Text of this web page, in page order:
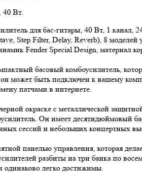
40 Вт.
для бас-гитары, 40 Вт, 1 канал,
Step Filter, Delay, Reverb), 8
Fender Special Design, материал
басовый комбоусилитель,
может быть подключен к вашему
патчами в интернете.
окраске с металлической
Он имеет десятидюймовый
сессий и небольших концертных
панелью управления, которая
разбиты на три банка по
одинаково легко достижимы.